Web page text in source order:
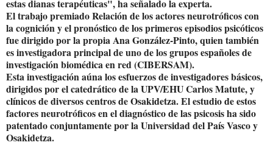
estas dianas terapéuticas", ha señalado la experta.
El trabajo premiado Relación de los actores neurotróficos con
la cognición y el pronóstico de los primeros episodios psicóticos
fue dirigido por la propia Ana González-Pinto, quien también
es investigadora principal de uno de los grupos españoles de
investigación biomédica en red (CIBERSAM).
Esta investigación aúna los esfuerzos de investigadores básicos,
dirigidos por el catedrático de la UPV/EHU Carlos Matute, y
clínicos de diversos centros de Osakidetza. El estudio de estos
factores neurotróficos en el diagnóstico de las psicosis ha sido
patentado conjuntamente por la Universidad del País Vasco y
Osakidetza.